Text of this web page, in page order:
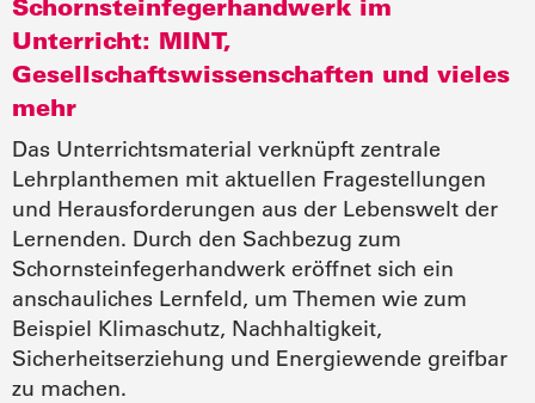
Unterricht: MINT,
Gesellschaftswissenschaften und vieles
mehr
Das Unterrichtsmaterial verknüpft zentrale
Lehrplanthemen mit aktuellen Fragestellungen
und Herausforderungen aus der Lebenswelt der
Lernenden. Durch den Sachbezug zum
Schornsteinfegerhandwerk eröffnet sich ein
anschauliches Lernfeld, um Themen wie zum
Beispiel Klimaschutz, Nachhaltigkeit,
Sicherheitserziehung und Energiewende greifbar
zu machen.